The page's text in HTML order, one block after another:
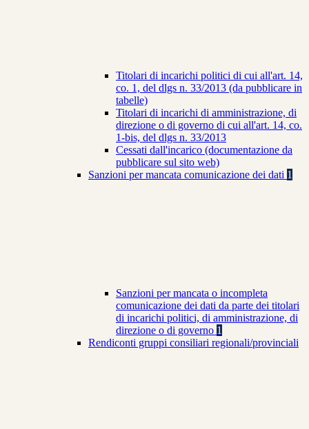
Titolari di incarichi politici di cui all'art. 14,
co. 1, del dlgs n. 33/2013 (da pubblicare in
tabelle)
Titolari di incarichi di amministrazione, di
direzione o di governo di cui all'art. 14, co.
1-bis, del dlgs n. 33/2013
Cessati dall'incarico (documentazione da
pubblicare sul sito web)
Sanzioni per mancata comunicazione dei dati 1
Sanzioni per mancata o incompleta
comunicazione dei dati da parte dei titolari
di incarichi politici, di amministrazione, di
direzione o di governo 1
Rendiconti gruppi consiliari regionali/provinciali